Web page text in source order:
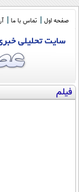
صفحه اول تماس با ما
فیلم